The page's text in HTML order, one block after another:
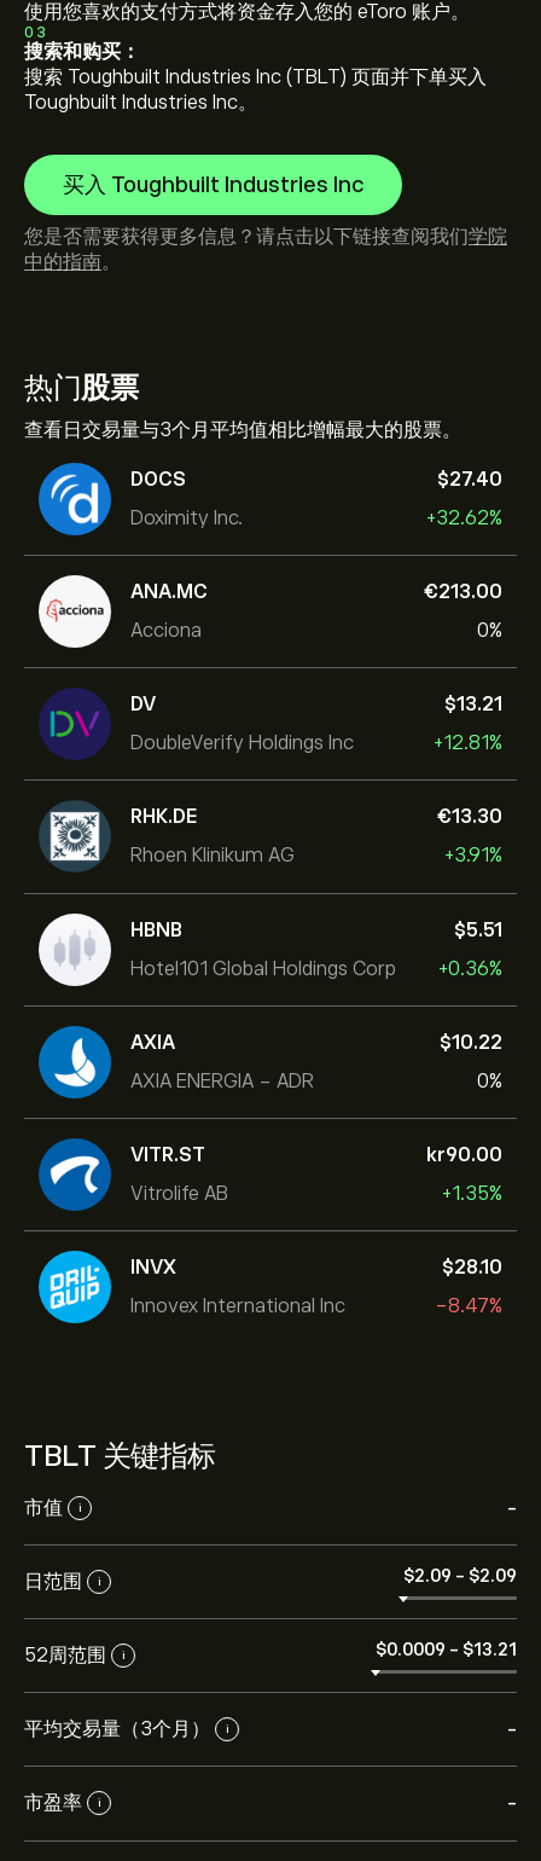
热门股票
查看日交易量与3个月平均值相比增幅最大的股票。
DOCS
Doximity Inc.
‎$‎27.40
+32.62%
ANA.MC
Acciona
‎€‎213.00
0%
DV
DoubleVerify Holdings Inc
‎$‎13.21
+12.81%
RHK.DE
Rhoen Klinikum AG
‎€‎13.30
+3.91%
HBNB
Hotel101 Global Holdings Corp
‎$‎5.51
+0.36%
AXIA
AXIA ENERGIA - ADR
‎$‎10.22
0%
VITR.ST
Vitrolife AB
‎kr‎90.00
+1.35%
INVX
Innovex International Inc
‎$‎28.10
-8.47%
TBLT 关键指标
市值 i -
日范围 i ‎$‎2.09 - ‎$‎2.09
52周范围 i ‎$‎0.0009 - ‎$‎13.21
平均交易量（3个月） i -
市盈率 i -
使用您喜欢的支付方式将资金存入您的 eToro 账户。
03
搜索和购买：
搜索 Toughbuilt Industries Inc (TBLT) 页面并下单买入
Toughbuilt Industries Inc。
买入 Toughbuilt Industries Inc
您是否需要获得更多信息？请点击以下链接查阅我们学院
中的指南。